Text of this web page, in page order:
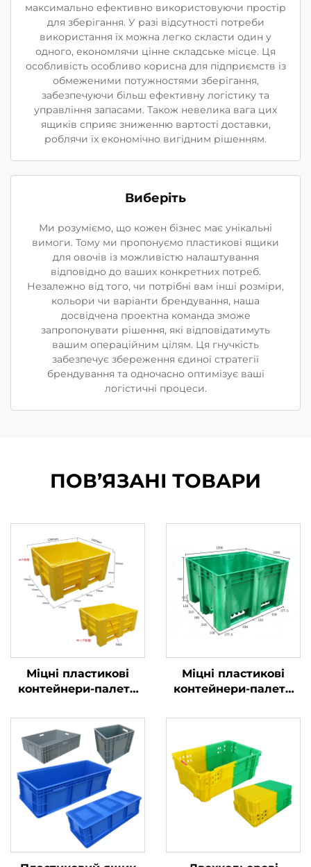
максимально ефективно використовуючи простір
для зберігання. У разі відсутності потреби
використання їх можна легко скласти один у
одного, економлячи цінне складське місце. Ця
особливість особливо корисна для підприємств із
обмеженими потужностями зберігання,
забезпечуючи більш ефективну логістику та
управління запасами. Також невелика вага цих
ящиків сприяє зниженню вартості доставки,
роблячи їх економічно вигідним рішенням.
Виберіть
Ми розуміємо, що кожен бізнес має унікальні
вимоги. Тому ми пропонуємо пластикові ящики
для овочів із можливістю налаштування
відповідно до ваших конкретних потреб.
Незалежно від того, чи потрібні вам інші розміри,
кольори чи варіанти брендування, наша
досвідчена проектна команда зможе
запропонувати рішення, які відповідатимуть
вашим операційним цілям. Ця гнучкість
забезпечує збереження єдиної стратегії
брендування та одночасно оптимізує ваші
логістичні процеси.
ПОВ’ЯЗАНІ ТОВАРИ
Міцні пластикові
контейнери-палети
логістики та
зберігання.
Міцні пластикові
контейнери-палети
логістики та